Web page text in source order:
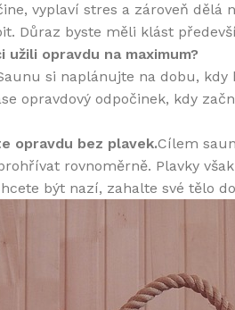
vyplaví stres a zároveň dělá
Důraz byste měli klást
užili opravdu na maximum?
si naplánujte na dobu, kdy
opravdový odpočinek, kdy
opravdu bez plavek.Cílem
rovnoměrně. Plavky
být nazí, zahalte své tělo